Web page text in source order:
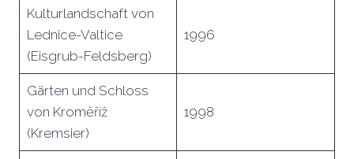
Kulturlandschaft von
Lednice-Valtice
(Eisgrub-Feldsberg)
1996
Gärten und Schloss
von Kroměříž
(Kremsier)
1998